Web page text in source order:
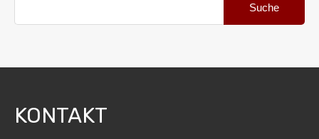
KONTAKT